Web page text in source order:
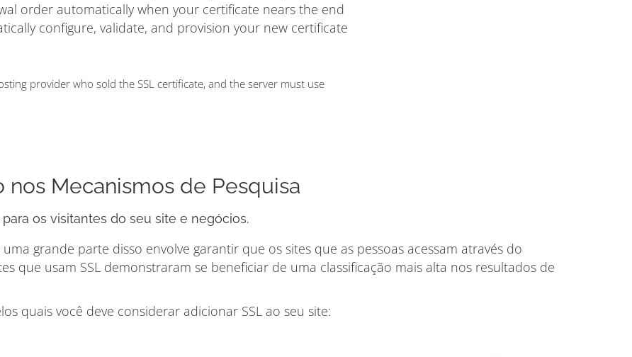
order automatically when your certificate nears the end
configure, validate, and provision your new certificate
provider who sold the SSL certificate, and the server must use
nos Mecanismos de Pesquisa
os visitantes do seu site e negócios.
grande parte disso envolve garantir que os sites que as pessoas acessam através do
que usam SSL demonstraram se beneficiar de uma classificação mais alta nos resultados de
quais você deve considerar adicionar SSL ao seu site: